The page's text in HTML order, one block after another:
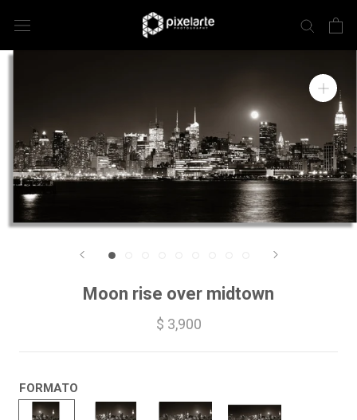
Moon rise over midtown
$ 3,900
FORMATO
Cuadrado
Rectangular Panoramico Slim